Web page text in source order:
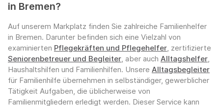
in Bremen?
Auf unserem Markplatz finden Sie zahlreiche Familienhelfer
in Bremen. Darunter befinden sich eine Vielzahl von
examinierten Pflegekräften und Pflegehelfer, zertifizierte
Seniorenbetreuer und Begleiter, aber auch Alltagshelfer,
Haushaltshilfen und Familienhilfen. Unsere Alltagsbegleiter
für Familienhilfe übernehmen in selbständiger, gewerblicher
Tätigkeit Aufgaben, die üblicherweise von
Familienmitgliedern erledigt werden. Dieser Service kann